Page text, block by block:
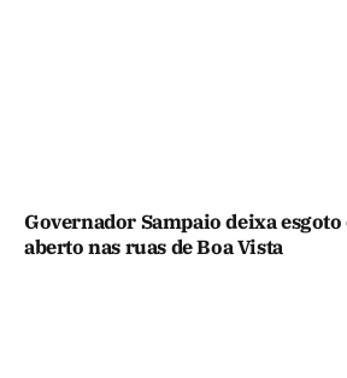
Governador Sampaio deixa
aberto nas ruas de Boa Vista